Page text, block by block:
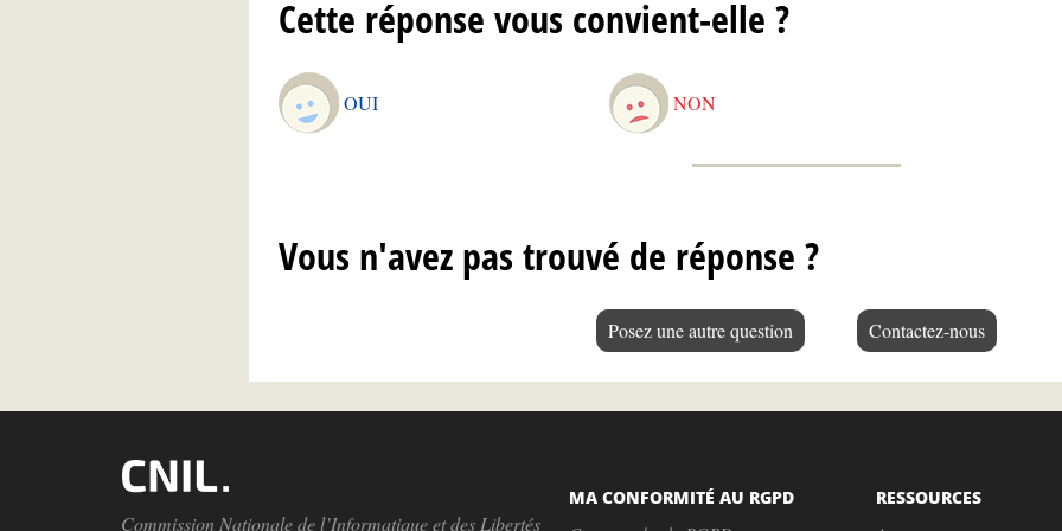
Cette réponse vous convient-elle ?
OUI NON
Vous n'avez pas trouvé de réponse ?
Posez une autre question Contactez-nous
Commission Nationale de l’Informatique et des Libertés
MA CONFORMITÉ AU RGPD
RESSOURCES